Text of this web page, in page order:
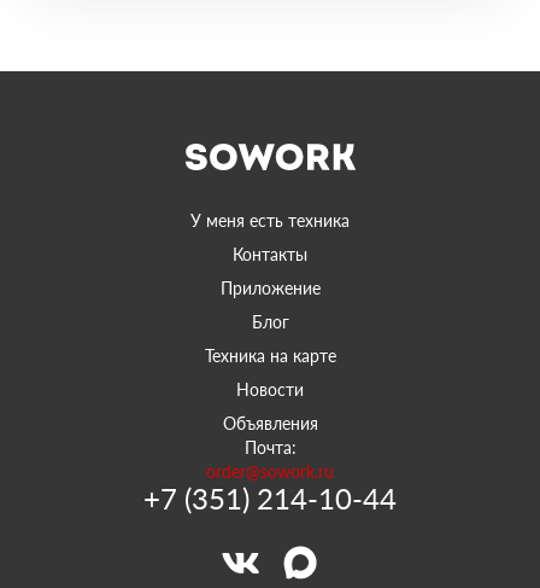
У меня есть техника
Контакты
Приложение
Блог
Техника на карте
Новости
Объявления
Почта:
order@sowork.ru
+7 (351) 214-10-44